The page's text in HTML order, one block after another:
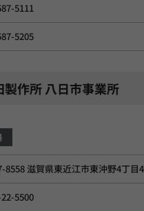
5111
5205
作所 八日市事業所
8558 滋賀県東近江市東沖野4丁目
5500